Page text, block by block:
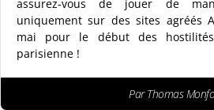
assurez-vous de jouer de
uniquement sur des sites agréés
mai pour le début des
parisienne !
Par Thomas